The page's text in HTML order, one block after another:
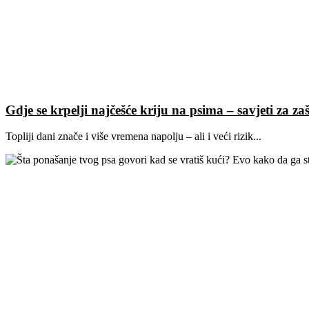
Gdje se krpelji najčešće kriju na psima – savjeti za
Topliji dani znače i više vremena napolju – ali i veći rizik...